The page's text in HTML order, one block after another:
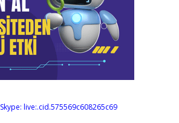
Skype: live:.cid.575569c608265c69